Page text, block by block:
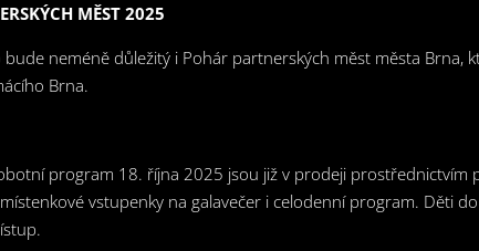
MĚST 2025
neméně důležitý i Pohár partnerských měst města Brna,
Brna.
program 18. října 2025 jsou již v prodeji prostřednictvím
vstupenky na galavečer i celodenní program. Děti